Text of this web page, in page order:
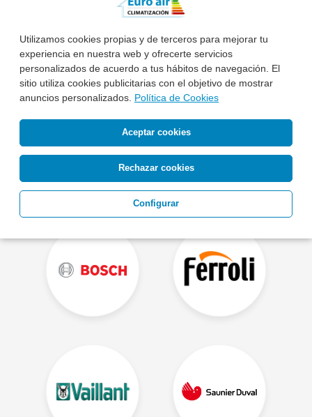
Utilizamos cookies propias y de terceros para mejorar tu
experiencia en nuestra web y ofrecerte servicios
personalizados de acuerdo a tus hábitos de navegación. El
sitio utiliza cookies publicitarias con el objetivo de mostrar
anuncios personalizados. Política de Cookies
Aceptar cookies
Rechazar cookies
Configurar
Otras Marcas de Aire Acondicionado